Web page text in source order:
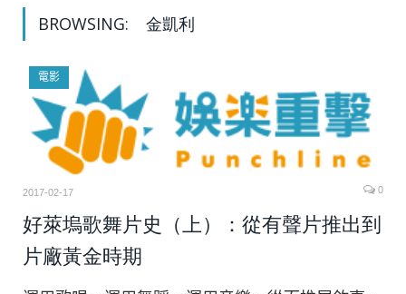
BROWSING: 金凱利
電影
2017-02-17 0
好萊塢歌舞片史（上）：從有聲片推出到
片廠黃金時期